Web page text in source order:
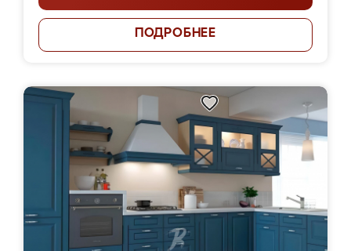
ПОДРОБНЕЕ